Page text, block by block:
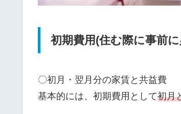
初期費用(住む際に事前
〇初月・翌月分の家賃と共益費
基本的には、初期費用として初月